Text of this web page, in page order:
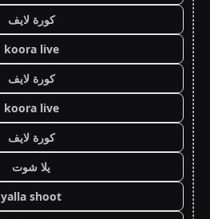
كورة لايف
koora live
كورة لايف
koora live
كورة لايف
يلا شوت
yalla shoot